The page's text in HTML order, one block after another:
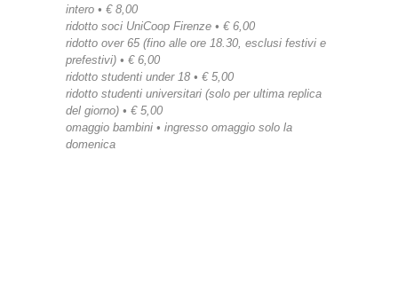
intero • € 8,00
ridotto soci UniCoop Firenze • € 6,00
ridotto over 65 (fino alle ore 18.30, esclusi festivi e
prefestivi) • € 6,00
ridotto studenti under 18 • € 5,00
ridotto studenti universitari (solo per ultima replica
del giorno) • € 5,00
omaggio bambini • ingresso omaggio solo la
domenica